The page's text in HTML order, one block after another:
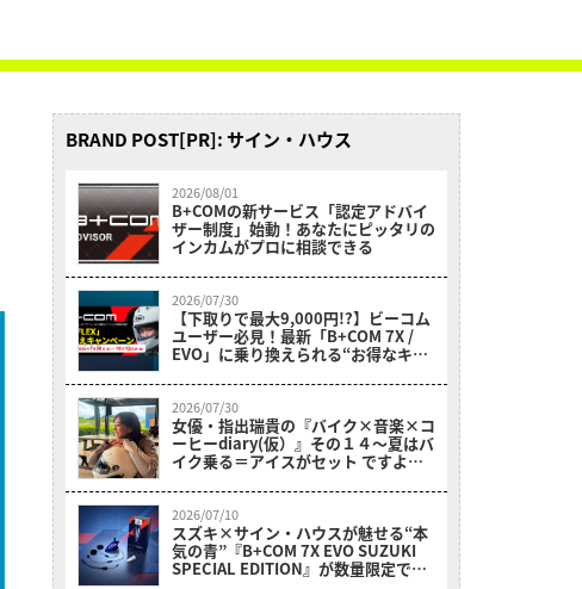
BRAND POST[PR]: サイン・ハウス
2026/08/01
B+COMの新サービス「認定アドバイ
ザー制度」始動！あなたにピッタリの
インカムがプロに相談できる
2026/07/30
【下取りで最大9,000円!?】ビーコム
ユーザー必見！最新「B+COM 7X /
EVO」に乗り換えられる“お得なキャ
2026/07/30
女優・指出瑞貴の『バイク×音楽×コ
ーヒーdiary(仮）』その１４〜夏はバ
イク乗る＝アイスがセット ですよ
よ！～
2026/07/10
スズキ×サイン・ハウスが魅せる“本
気の青”『B+COM 7X EVO SUZUKI
SPECIAL EDITION』が数量限定で降